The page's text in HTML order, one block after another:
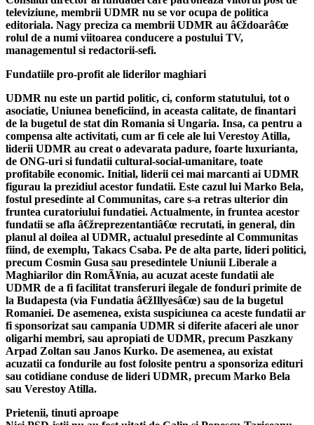
televiziune, membrii UDMR nu se vor ocupa de politica
editoriala. Nagy preciza ca membrii UDMR au â€ždoarâ€œ
rolul de a numi viitoarea conducere a postului TV,
managementul si redactorii-sefi.
Fundatiile pro-profit ale liderilor maghiari
UDMR nu este un partid politic, ci, conform statutului, tot o
asociatie, Uniunea beneficiind, in aceasta calitate, de finantari
de la bugetul de stat din Romania si Ungaria. Insa, ca pentru a
compensa alte activitati, cum ar fi cele ale lui Verestoy Atilla,
liderii UDMR au creat o adevarata padure, foarte luxurianta,
de ONG-uri si fundatii cultural-social-umanitare, toate
profitabile economic. Initial, liderii cei mai marcanti ai UDMR
figurau la prezidiul acestor fundatii. Este cazul lui Marko Bela,
fostul presedinte al Communitas, care s-a retras ulterior din
fruntea curatoriului fundatiei. Actualmente, in fruntea acestor
fundatii se afla â€žreprezentantiâ€œ recrutati, in general, din
planul al doilea al UDMR, actualul presedinte al Communitas
fiind, de exemplu, Takacs Csaba. Pe de alta parte, lideri politici,
precum Cosmin Gusa sau presedintele Uniunii Liberale a
Maghiarilor din RomÃ¥nia, au acuzat aceste fundatii ale
UDMR de a fi facilitat transferuri ilegale de fonduri primite de
la Budapesta (via Fundatia â€žIllyesâ€œ) sau de la bugetul
Romaniei. De asemenea, exista suspiciunea ca aceste fundatii ar
fi sponsorizat sau campania UDMR si diferite afaceri ale unor
oligarhi membri, sau apropiati de UDMR, precum Paszkany
Arpad Zoltan sau Janos Kurko. De asemenea, au existat
acuzatii ca fondurile au fost folosite pentru a sponsoriza edituri
sau cotidiane conduse de lideri UDMR, precum Marko Bela
sau Verestoy Atilla.
Prietenii, tinuti aproape